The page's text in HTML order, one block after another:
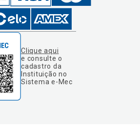
Clique aqui
e consulte o
cadastro da
Instituição no
Sistema e-Mec